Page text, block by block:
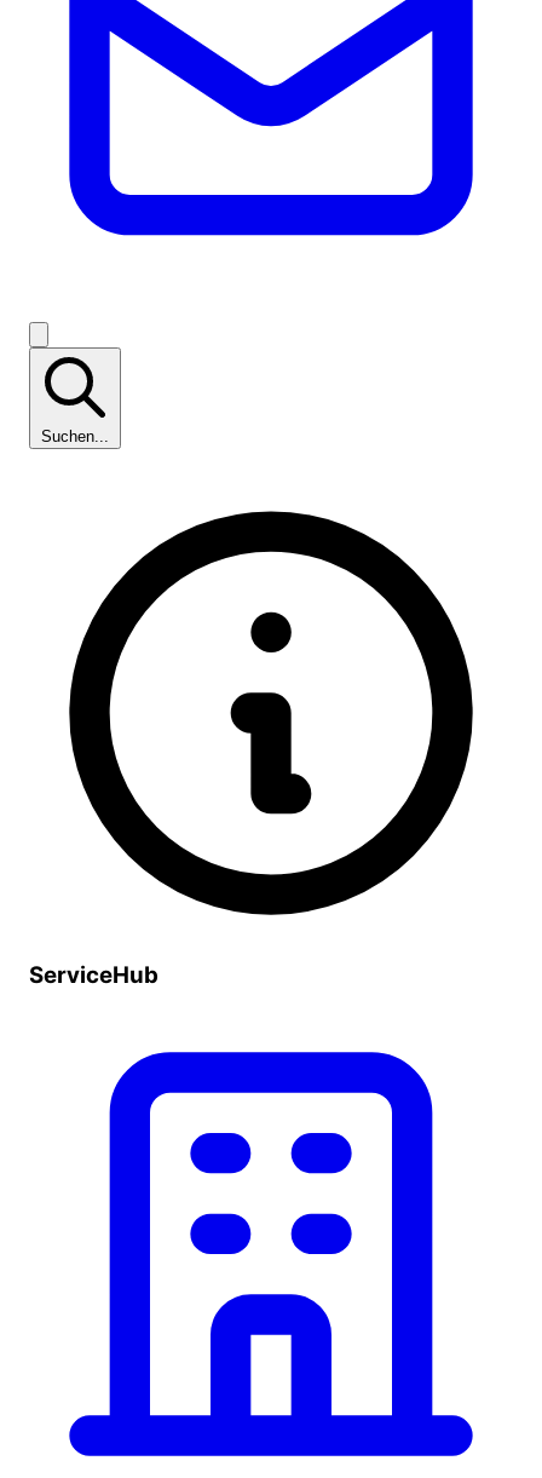
Suchen...
ServiceHub